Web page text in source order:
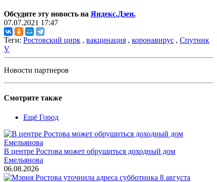
Обсудите эту новость на Яндекс.Дзен.
07.07.2021 17:47
Теги: Ростовский цирк , вакцинация , коронавирус , Спутник
V
Новости партнеров
Смотрите также
Ещё Город
В центре Ростова может обрушиться доходный дом
Емельянова
06.08.2026